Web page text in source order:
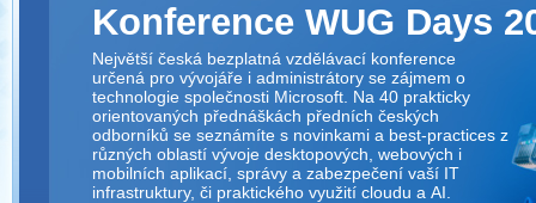
Konference WUG Days
Největší česká bezplatná vzdělávací konference
určená pro vývojáře i administrátory se zájmem o
technologie společnosti Microsoft. Na 40 prakticky
orientovaných přednáškách předních českých
odborníků se seznámíte s novinkami a best-practices z
různých oblastí vývoje desktopových, webových i
mobilních aplikací, správy a zabezpečení vaší IT
infrastruktury, či praktického využití cloudu a AI.